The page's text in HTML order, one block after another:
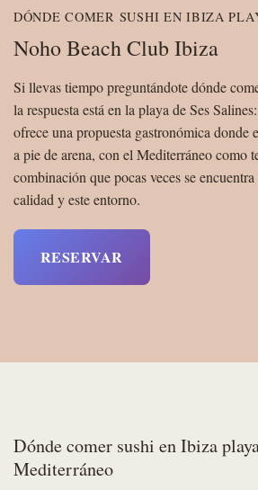
DÓNDE COMER SUSHI EN IBIZA
Noho Beach Club Ibiza
Si llevas tiempo preguntándote dónde
la respuesta está en la playa de Ses
ofrece una propuesta gastronómica donde
a pie de arena, con el Mediterráneo como
combinación que pocas veces se
calidad y este entorno.
RESERVAR
Dónde comer sushi en Ibiza
Mediterráneo